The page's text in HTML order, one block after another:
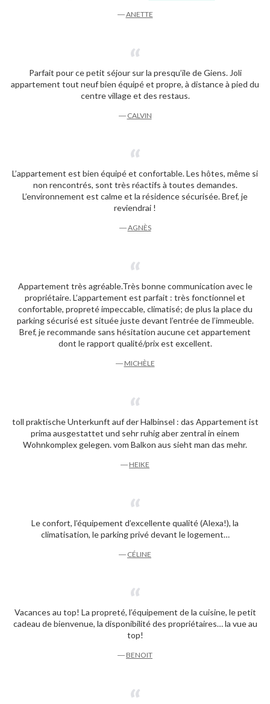
―ANETTE
Parfait pour ce petit séjour sur la presqu’ile de Giens. Joli
appartement tout neuf bien équipé et propre, à distance à pied du
centre village et des restaus.
― CALVIN
L’appartement est bien équipé et confortable. Les hôtes, même si
non rencontrés, sont très réactifs à toutes demandes.
L’environnement est calme et la résidence sécurisée. Bref, je
reviendrai !
―AGNÈS
Appartement très agréable.Très bonne communication avec le
propriétaire. L’appartement est parfait : très fonctionnel et
confortable, propreté impeccable, climatisé; de plus la place du
parking sécurisé est située juste devant l’entrée de l’immeuble.
Bref, je recommande sans hésitation aucune cet appartement
dont le rapport qualité/prix est excellent.
― MICHÈLE
toll praktische Unterkunft auf der Halbinsel : das Appartement ist
prima ausgestattet und sehr ruhig aber zentral in einem
Wohnkomplex gelegen. vom Balkon aus sieht man das mehr.
― HEIKE
Le confort, l’équipement d’excellente qualité (Alexa!), la
climatisation, le parking privé devant le logement…
― CÉLINE
Vacances au top! La propreté, l’équipement de la cuisine, le petit
cadeau de bienvenue, la disponibilité des propriétaires… la vue au
top!
― BENOIT